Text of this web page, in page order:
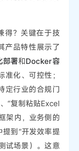
得？关键在于技
产品特性展示了
部署和Docker容
化、可控性；
定行业的合规门
“复制粘贴Excel
架内，业务侧的
到“开发效率提
试场景）。这意